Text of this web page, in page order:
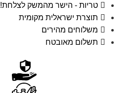
טריות - הישר מהמשק לצלחת!
תוצרת ישראלית מקומית
משלוחים מהירים
תשלום מאובטח